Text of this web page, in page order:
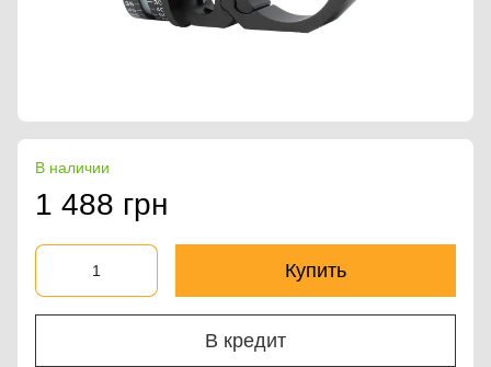
В наличии
1 488 грн
Купить
В кредит